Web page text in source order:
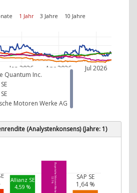
1 Jahr 3 Jahre 10 Jahre
Jan 2026 Apr 2026 Jul 2026
Quantum Inc.
Motoren Werke AG
(Analystenkonsens) (Jahre: 1)
Allianz SE
4,59 % Bayerische Motoren Werke AG
7,37 % SAP SE
1,64 %